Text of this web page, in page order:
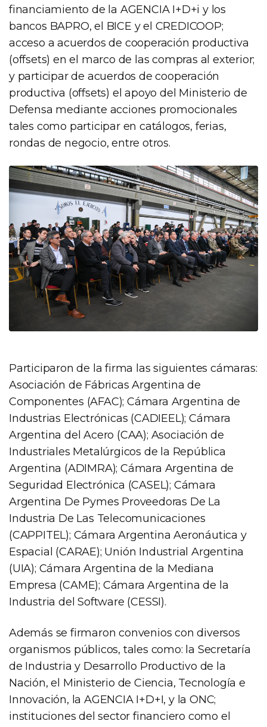
financiamiento de la AGENCIA I+D+i y los
bancos BAPRO, el BICE y el CREDICOOP;
acceso a acuerdos de cooperación productiva
(offsets) en el marco de las compras al exterior;
y participar de acuerdos de cooperación
productiva (offsets) el apoyo del Ministerio de
Defensa mediante acciones promocionales
tales como participar en catálogos, ferias,
rondas de negocio, entre otros.
Participaron de la firma las siguientes cámaras:
Asociación de Fábricas Argentina de
Componentes (AFAC); Cámara Argentina de
Industrias Electrónicas (CADIEEL); Cámara
Argentina del Acero (CAA); Asociación de
Industriales Metalúrgicos de la República
Argentina (ADIMRA); Cámara Argentina de
Seguridad Electrónica (CASEL); Cámara
Argentina De Pymes Proveedoras De La
Industria De Las Telecomunicaciones
(CAPPITEL); Cámara Argentina Aeronáutica y
Espacial (CARAE); Unión Industrial Argentina
(UIA); Cámara Argentina de la Mediana
Empresa (CAME); Cámara Argentina de la
Industria del Software (CESSI).
Además se firmaron convenios con diversos
organismos públicos, tales como: la Secretaría
de Industria y Desarrollo Productivo de la
Nación, el Ministerio de Ciencia, Tecnología e
Innovación, la AGENCIA I+D+I, y la ONC;
instituciones del sector financiero como el